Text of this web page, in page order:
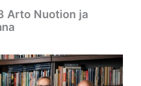
Arto Nuotion ja